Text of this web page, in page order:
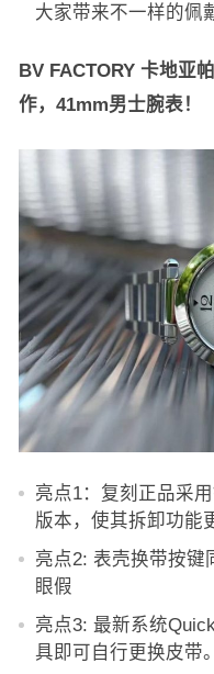
大家带来不一样的佩
BV FACTORY 卡地亚
作，41mm男士腕表！
亮点1：复刻正品采
版本，使其拆卸功能
亮点2: 表壳换带按键
眼假
亮点3: 最新系统
具即可自行更换皮带。